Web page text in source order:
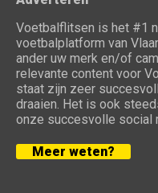
Voetbalflitsen is het #1
voetbalplatform van
ander uw merk en/of
relevante content voor
staat zijn zeer
draaien. Het is ook
onze succesvolle social
Meer weten?